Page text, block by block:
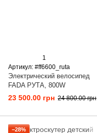
1
Артикул: #ff6600_ruta
Электрический велосипед
FADA РУТА, 800W
23 500.00 грн 24 800.00 грн
−28%